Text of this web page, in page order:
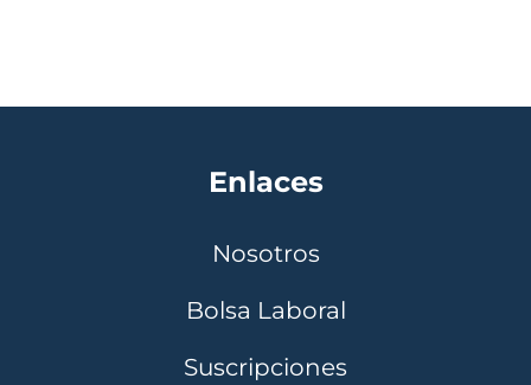
Enlaces
Nosotros
Bolsa Laboral
Suscripciones